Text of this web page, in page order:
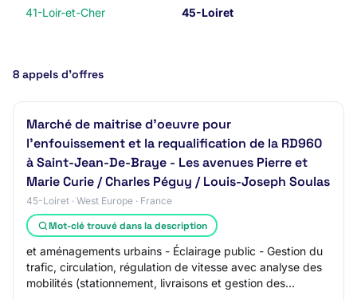
41-Loir-et-Cher
45-Loiret
8 appels d’offres
Marché de maitrise d'oeuvre pour
l'enfouissement et la requalification de la RD960
à Saint-Jean-De-Braye - Les avenues Pierre et
Marie Curie / Charles Péguy / Louis-Joseph Soulas
45-Loiret · West Europe · France
Mot-clé trouvé dans la description
et aménagements urbains - Éclairage public - Gestion du
trafic, circulation, régulation de vitesse avec analyse des
mobilités (stationnement, livraisons et gestion des